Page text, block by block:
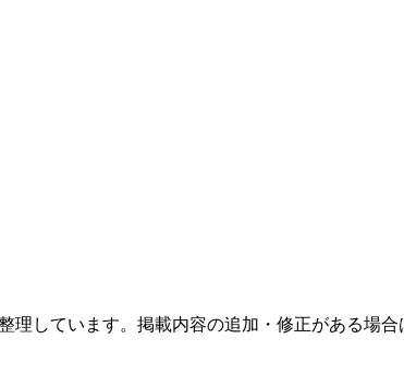
理しています。掲載内容の追加・修正がある場